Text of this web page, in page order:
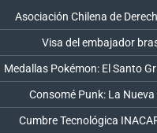
Asociación Chilena de
Visa del embajador
Medallas Pokémon: El Santo
Consomé Punk: La
Cumbre Tecnológica